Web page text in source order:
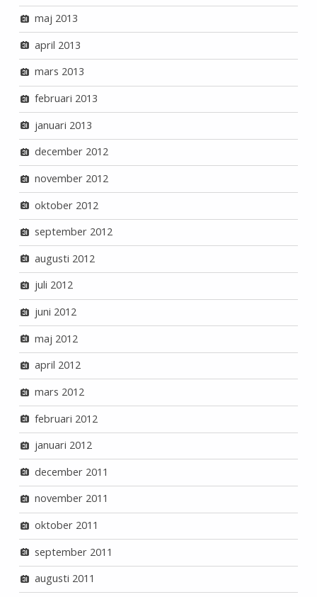
maj 2013
april 2013
mars 2013
februari 2013
januari 2013
december 2012
november 2012
oktober 2012
september 2012
augusti 2012
juli 2012
juni 2012
maj 2012
april 2012
mars 2012
februari 2012
januari 2012
december 2011
november 2011
oktober 2011
september 2011
augusti 2011